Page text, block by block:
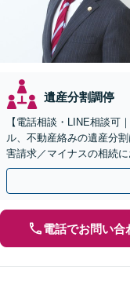
遺産分割調停
【電話相談・LINE相談可
ル、不動産絡みの遺産分
害請求／マイナスの相続
成も可【夜間・休日面談
電話でお問い合